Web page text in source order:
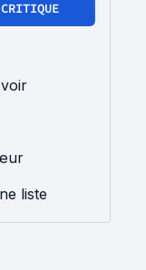
liste